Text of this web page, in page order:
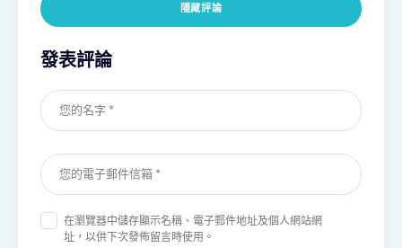
隱藏評論
發表評論
在瀏覽器中儲存顯示名稱、電子郵件地址及個人網站網
址，以供下次發佈留言時使用。